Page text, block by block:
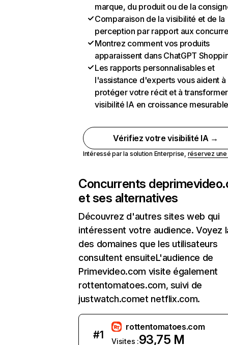
marque, du produit ou de la
Comparaison de la visibilité et de la
perception par rapport aux
Montrez comment vos produits
apparaissent dans ChatGPT
Les rapports personnalisables et
l'assistance d'experts vous aident à
protéger votre récit et à
visibilité IA en croissance
Vérifiez votre visibilité IA →
Intéressé par la solution Enterprise, réservez
Concurrents de
et ses alternatives
Découvrez d'autres sites web qui
intéressent votre audience. Voyez
des domaines que les utilisateurs
consultent ensuiteL'audience de
Primevideo.com visite également
rottentomatoes.com, suivi de
justwatch.comet netflix.com.
#1
rottentomatoes.com
Visites :93,75 M